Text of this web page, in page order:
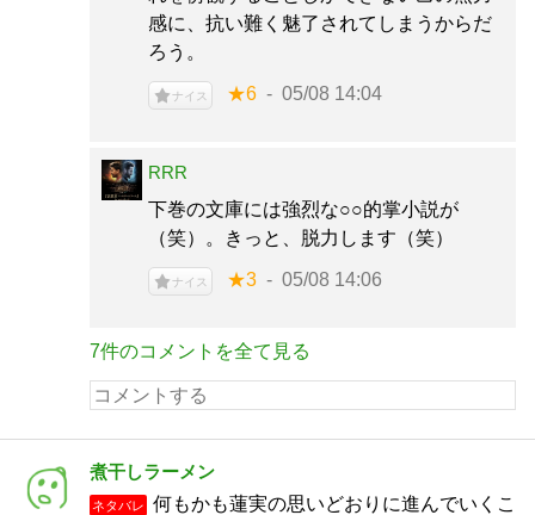
感に、抗い難く魅了されてしまうからだ
ろう。
ナイス ★6 05/08 14:04
RRR
下巻の文庫には強烈な○○的掌小説が
（笑）。きっと、脱力します（笑）
ナイス ★3 05/08 14:06
7件のコメントを全て見る
煮干しラーメン
ネタバレ
何もかも蓮実の思いどおりに進んでいくこ